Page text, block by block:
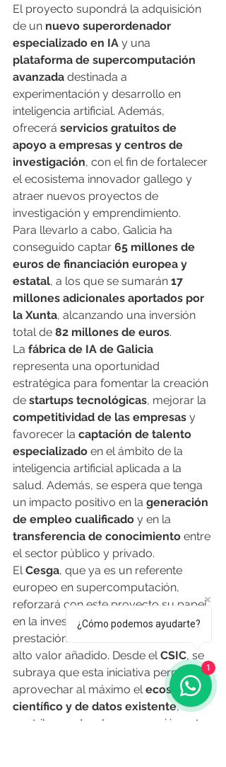
El proyecto supondrá la adquisición
de un nuevo superordenador
especializado en IA y una
plataforma de supercomputación
avanzada destinada a
experimentación y desarrollo en
inteligencia artificial. Además,
ofrecerá servicios gratuitos de
apoyo a empresas y centros de
investigación, con el fin de fortalecer
el ecosistema innovador gallego y
atraer nuevos proyectos de
investigación y emprendimiento.
Para llevarlo a cabo, Galicia ha
conseguido captar 65 millones de
euros de financiación europea y
estatal, a los que se sumarán 17
millones adicionales aportados por
la Xunta, alcanzando una inversión
total de 82 millones de euros.
La fábrica de IA de Galicia
representa una oportunidad
estratégica para fomentar la creación
de startups tecnológicas, mejorar la
competitividad de las empresas y
favorecer la captación de talento
especializado en el ámbito de la
inteligencia artificial aplicada a la
salud. Además, se espera que tenga
un impacto positivo en la generación
de empleo cualificado y en la
transferencia de conocimiento entre
el sector público y privado.
El Cesga, que ya es un referente
europeo en supercomputación,
reforzará con este proyecto su papel
en la investigación avanzada y la
prestación de servicios científicos de
alto valor añadido. Desde el CSIC, se
subraya que esta iniciativa permitirá
aprovechar al máximo el ecosistema
científico y de datos existente,
contribuyendo a la cooperación entre
¿Cómo podemos ayudarte?
1